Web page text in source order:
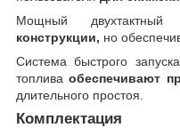
Мощный двухтактный
конструкции, но
Система быстрого
топливаобеспечивают
длительного простоя.
Комплектация